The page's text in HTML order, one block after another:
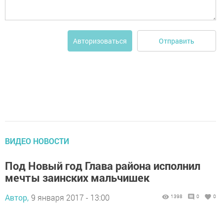
Авторизоваться Отправить
ВИДЕО НОВОСТИ
Под Новый год Глава района исполнил
мечты заинских мальчишек
Автор, 9 января 2017 - 13:00 1398 0 0